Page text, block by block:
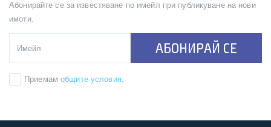
Абонирайте се за известяване по имейл при публикуване на нови
имоти.
АБОНИРАЙ СЕ
Приемам общите условия.